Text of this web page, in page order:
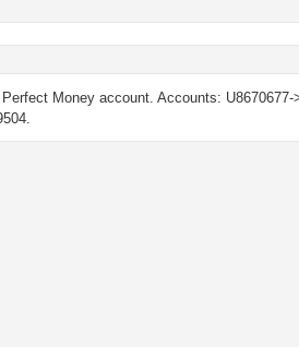
Money account. Accounts: